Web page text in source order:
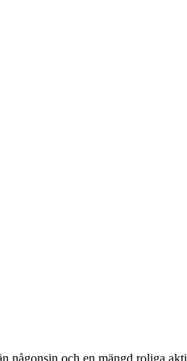
någonsin och en mängd roliga